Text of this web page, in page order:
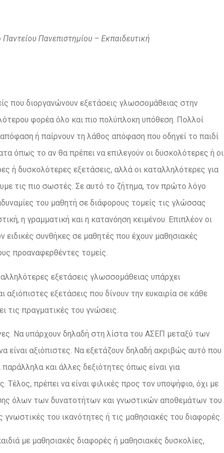
Πανεπιστημίου – Εκπαιδευτική
που διοργανώνουν εξετάσεις γλωσσομάθειας στην
φορέα όλο και πιο πολύπλοκη υπόθεση. Πολλοί
ή παίρνουν τη λάθος απόφαση που οδηγεί το παιδί
όπως το αν θα πρέπει να επιλεγούν οι δυσκολότερες ή οι
ή δυσκολότερες εξετάσεις, αλλά οι καταλληλότερες για
τις πιο σωστές. Σε αυτό το ζήτημα, τον πρώτο λόγο
του μαθητή σε διάφορους τομείς τις γλώσσας
η γραμματική και η κατανόηση κειμένου. Επιπλέον οι
ειδικές συνθήκες σε μαθητές που έχουν μαθησιακές
προαναφερθέντες τομείς.
εξετάσεις γλωσσομάθειας υπάρχει
εξετάσεις που δίνουν την ευκαιρία σε κάθε
τις πραγματικές του γνώσεις.
Να υπάρχουν δηλαδή στη λίστα του ΑΣΕΠ μεταξύ των
είναι αξιόπιστες. Να εξετάζουν δηλαδή ακριβώς αυτό που
και άλλες δεξιότητες όπως είναι για
πρέπει να είναι φιλικές προς τον υποψήφιο, όχι με
όλων των δυνατοτήτων και γνωστικών αποθεμάτων του
γνωστικές του ικανότητες ή τις μαθησιακές του διαφορές.
με μαθησιακές διαφορές ή μαθησιακές δυσκολίες,